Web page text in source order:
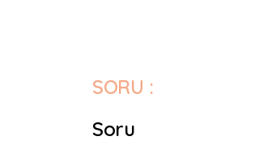
SORU :
Soru